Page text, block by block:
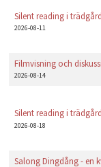
Silent reading i
2026-08-11
Filmvisning och
2026-08-14
Silent reading i
2026-08-18
Salong Dingdång - en